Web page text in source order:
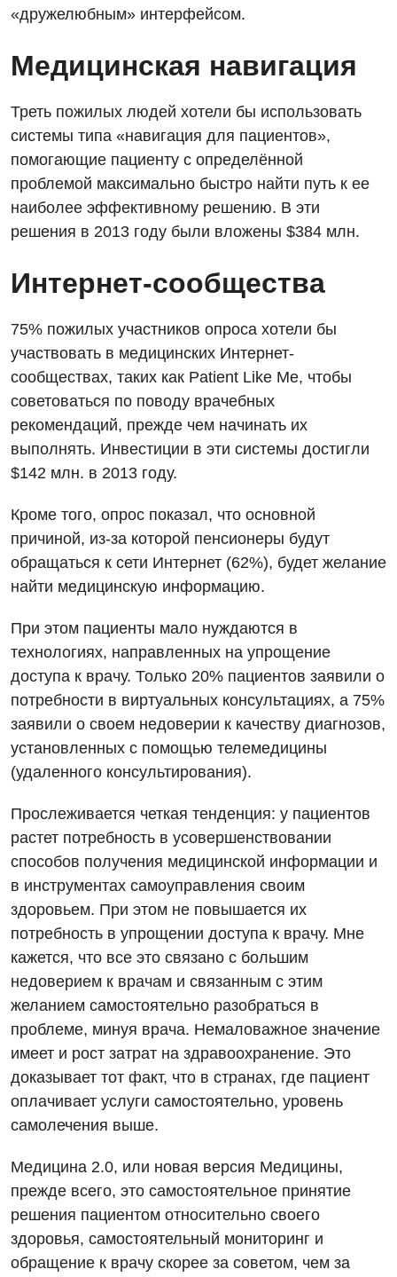
Отзывы
Маммография
Рентгенография
УЗИ
Эндоскопическое отделение
Для взрослых
Акушерство и гинекология
Аллергология, иммунология
Вакцинация
Гастроэнтерология
Гинекологическое отделение
Дерматовенерология
Диетология
Дневной стационар
Кардиология
Кардиохирургия
Маммология
Медицинская психология
Нейрохирургия
Ортопедия и травматология
Отделение неотложных состояний
Оториноларингология
Офтальмологическое отделение
Педиатрическое отделение
Пульмонология
Сосудистая хирургия
Терапевтическое отделение
Терапия
Травматологическое отделение
Отделение интенсивной терапии
Отделение неотложных состояний
Офтальмологическое отделение
Педиатрическое отделение
Скорая медицинская помощь
Терапевтическое отделение
Урологическое отделение
Хирургическое отделение
Эндоскопическое отделение
Декларирование
Лечение острого инфаркта
Национальный скрининг здоровья 40+
Украинский
Русский
«дружелюбным» интерфейсом.
Медицинская навигация
Треть пожилых людей хотели бы использовать
системы типа «навигация для пациентов»,
помогающие пациенту с определённой
проблемой максимально быстро найти путь к ее
наиболее эффективному решению. В эти
решения в 2013 году были вложены $384 млн.
Интернет-сообщества
75% пожилых участников опроса хотели бы
участвовать в медицинских Интернет-
сообществах, таких как Patient Like Me, чтобы
советоваться по поводу врачебных
рекомендаций, прежде чем начинать их
выполнять. Инвестиции в эти системы достигли
$142 млн. в 2013 году.
Кроме того, опрос показал, что основной
причиной, из-за которой пенсионеры будут
обращаться к сети Интернет (62%), будет желание
найти медицинскую информацию.
При этом пациенты мало нуждаются в
технологиях, направленных на упрощение
доступа к врачу. Только 20% пациентов заявили о
потребности в виртуальных консультациях, а 75%
заявили о своем недоверии к качеству диагнозов,
установленных с помощью телемедицины
(удаленного консультирования).
Прослеживается четкая тенденция: у пациентов
растет потребность в усовершенствовании
способов получения медицинской информации и
в инструментах самоуправления своим
здоровьем. При этом не повышается их
потребность в упрощении доступа к врачу. Мне
кажется, что все это связано с большим
недоверием к врачам и связанным с этим
желанием самостоятельно разобраться в
проблеме, минуя врача. Немаловажное значение
имеет и рост затрат на здравоохранение. Это
доказывает тот факт, что в странах, где пациент
оплачивает услуги самостоятельно, уровень
самолечения выше.
Медицина 2.0, или новая версия Медицины,
прежде всего, это самостоятельное принятие
решения пациентом относительно своего
здоровья, самостоятельный мониторинг и
обращение к врачу скорее за советом, чем за